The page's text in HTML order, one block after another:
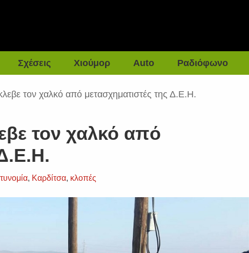
Σχέσεις Χιούμορ Auto Ραδιόφωνο
τον χαλκό από μετασχηματιστές της Δ.Ε.Η.
τον χαλκό από
, Καρδίτσα, κλοπές